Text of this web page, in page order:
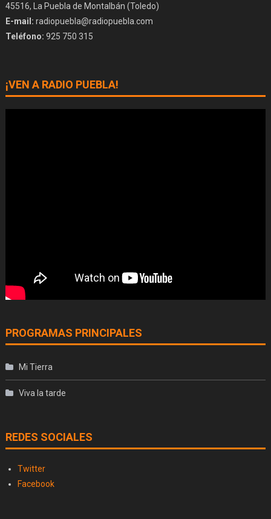
45516, La Puebla de Montalbán (Toledo)
E-mail: radiopuebla@radiopuebla.com
Teléfono: 925 750 315
¡VEN A RADIO PUEBLA!
PROGRAMAS PRINCIPALES
Mi Tierra
Viva la tarde
REDES SOCIALES
Twitter
Facebook